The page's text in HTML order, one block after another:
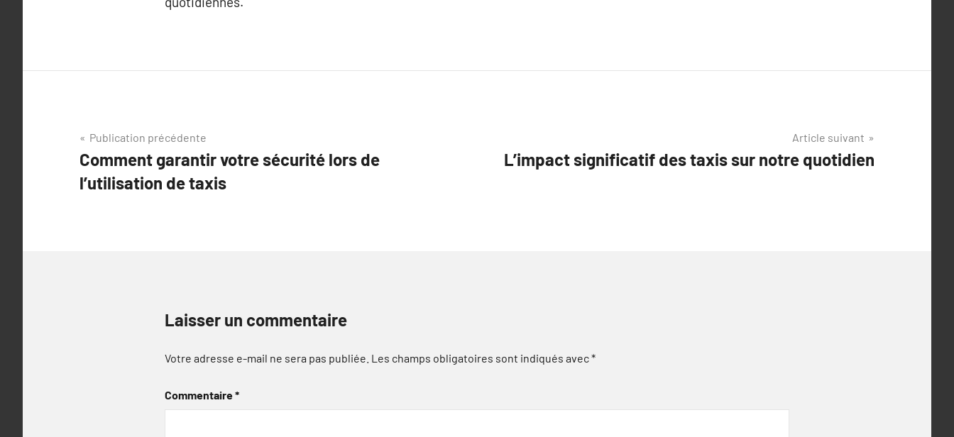
Navigation
de
l’article
Publication précédente
Comment garantir votre sécurité lors de
l’utilisation de taxis
Article suivant
L’impact significatif des taxis sur notre quotidien
Laisser un commentaire
Votre adresse e-mail ne sera pas publiée. Les champs obligatoires sont indiqués avec*
Commentaire*